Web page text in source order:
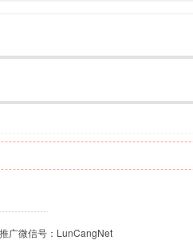
广微信号：LunCangNet